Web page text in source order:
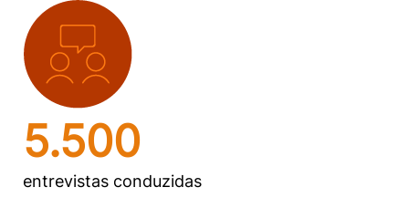
5.500
entrevistas conduzidas